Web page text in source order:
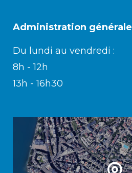
Administration générale
Du lundi au vendredi :
8h - 12h
13h - 16h30